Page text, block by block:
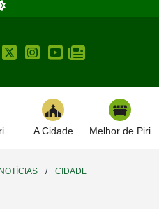
A Cidade Melhor de Piri
NOTÍCIAS / CIDADE